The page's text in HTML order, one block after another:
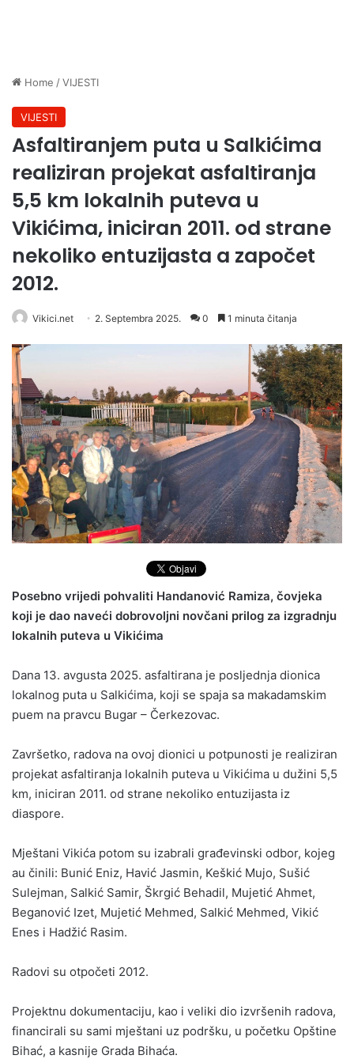
Home /VIJESTI
VIJESTI
Asfaltiranjem puta u Salkićima
realiziran projekat asfaltiranja
5,5 km lokalnih puteva u
Vikićima, iniciran 2011. od strane
nekoliko entuzijasta a započet
2012.
Vikici.net 2. Septembra 2025. 0 1 minuta čitanja
Posebno vrijedi pohvaliti Handanović Ramiza, čovjeka
koji je dao naveći dobrovoljni novčani prilog za izgradnju
lokalnih puteva u Vikićima
Dana 13. avgusta 2025. asfaltirana je posljednja dionica
lokalnog puta u Salkićima, koji se spaja sa makadamskim
puem na pravcu Bugar – Čerkezovac.
Završetko, radova na ovoj dionici u potpunosti je realiziran
projekat asfaltiranja lokalnih puteva u Vikićima u dužini 5,5
km, iniciran 2011. od strane nekoliko entuzijasta iz
diaspore.
Mještani Vikića potom su izabrali građevinski odbor, kojeg
au činili: Bunić Eniz, Havić Jasmin, Keškić Mujo, Sušić
Sulejman, Salkić Samir, Škrgić Behadil, Mujetić Ahmet,
Beganović Izet, Mujetić Mehmed, Salkić Mehmed, Vikić
Enes i Hadžić Rasim.
Radovi su otpočeti 2012.
Projektnu dokumentaciju, kao i veliki dio izvršenih radova,
financirali su sami mještani uz podršku, u početku Opštine
Bihać, a kasnije Grada Bihaća.